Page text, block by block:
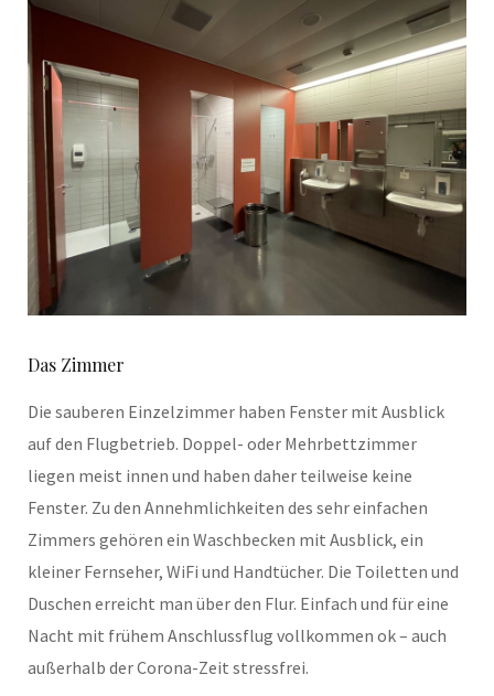
Das Zimmer
Die sauberen Einzelzimmer haben Fenster mit Ausblick
auf den Flugbetrieb. Doppel- oder Mehrbettzimmer
liegen meist innen und haben daher teilweise keine
Fenster. Zu den Annehmlichkeiten des sehr einfachen
Zimmers gehören ein Waschbecken mit Ausblick, ein
kleiner Fernseher, WiFi und Handtücher. Die Toiletten und
Duschen erreicht man über den Flur. Einfach und für eine
Nacht mit frühem Anschlussflug vollkommen ok – auch
außerhalb der Corona-Zeit stressfrei.